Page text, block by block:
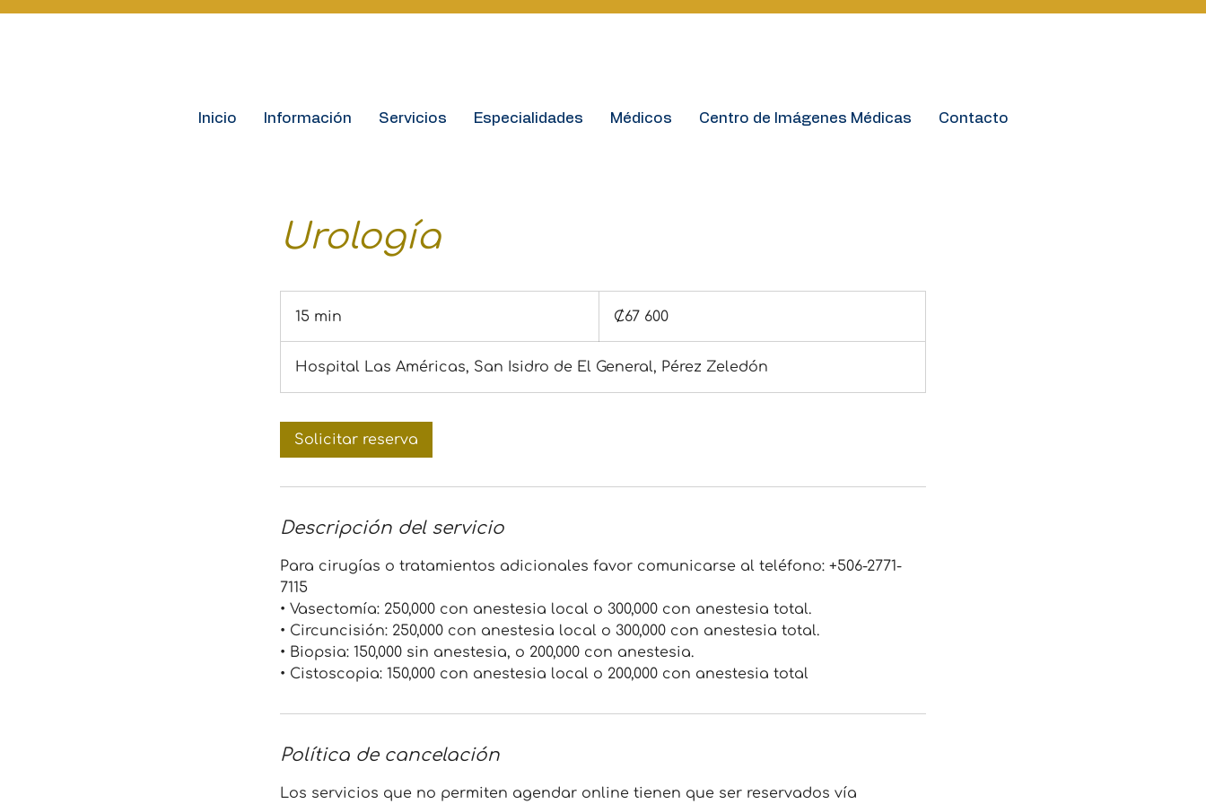
Inicio Información Servicios Especialidades Médicos Centro de Imágenes Médicas Contacto
Urología
15 min
5
n
costarricenses
₡67 600
Hospital Las Américas, San Isidro de El General, Pérez Zeledón
Solicitar reserva
Descripción del servicio
Para cirugías o tratamientos adicionales favor comunicarse al teléfono: +506-2771-
7115
• Vasectomía: 250,000 con anestesia local o 300,000 con anestesia total.
• Circuncisión: 250,000 con anestesia local o 300,000 con anestesia total.
• Biopsia: 150,000 sin anestesia, o 200,000 con anestesia.
Política de cancelación
Los servicios que no permiten agendar online tienen que ser reservados vía